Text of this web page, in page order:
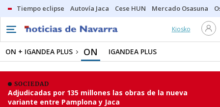
Tiempo eclipse Autovía Jaca Cese HUN Mercado Osasuna
Kiosko
ON + IGANDEA PLUS ON IGANDEA PLUS
SOCIEDAD
Adjudicadas por 135 millones las obras de la nueva
variante entre Pamplona y Jaca